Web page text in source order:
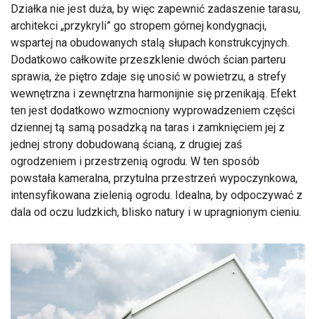
Działka nie jest duża, by więc zapewnić zadaszenie tarasu,
architekci „przykryli” go stropem górnej kondygnacji,
wspartej na obudowanych stalą słupach konstrukcyjnych.
Dodatkowo całkowite przeszklenie dwóch ścian parteru
sprawia, że piętro zdaje się unosić w powietrzu, a strefy
wewnętrzna i zewnętrzna harmonijnie się przenikają. Efekt
ten jest dodatkowo wzmocniony wyprowadzeniem części
dziennej tą samą posadzką na taras i zamknięciem jej z
jednej strony dobudowaną ścianą, z drugiej zaś
ogrodzeniem i przestrzenią ogrodu. W ten sposób
powstała kameralna, przytulna przestrzeń wypoczynkowa,
intensyfikowana zielenią ogrodu. Idealna, by odpoczywać z
dala od oczu ludzkich, blisko natury i w upragnionym cieniu.